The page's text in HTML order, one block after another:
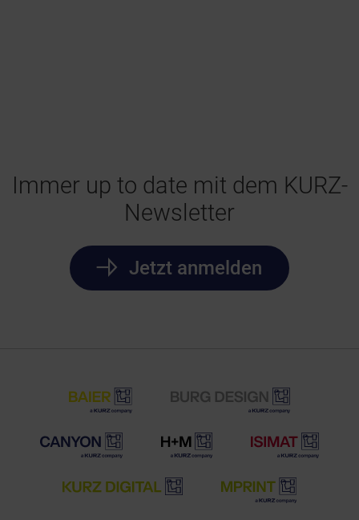
Immer up to date mit dem KURZ-
Newsletter
Jetzt anmelden